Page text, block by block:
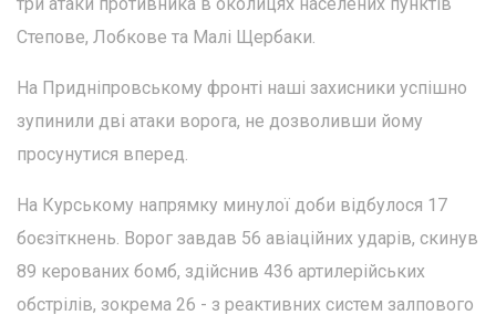
три атаки противника в околицях населених пунктів
Степове, Лобкове та Малі Щербаки.
На Придніпровському фронті наші захисники успішно
зупинили дві атаки ворога, не дозволивши йому
просунутися вперед.
На Курському напрямку минулої доби відбулося 17
боєзіткнень. Ворог завдав 56 авіаційних ударів, скинув
89 керованих бомб, здійснив 436 артилерійських
обстрілів, зокрема 26 - з реактивних систем залпового